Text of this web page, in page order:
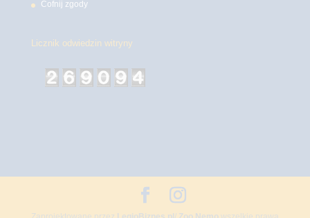
Cofnij zgody
Licznik odwiedzin witryny